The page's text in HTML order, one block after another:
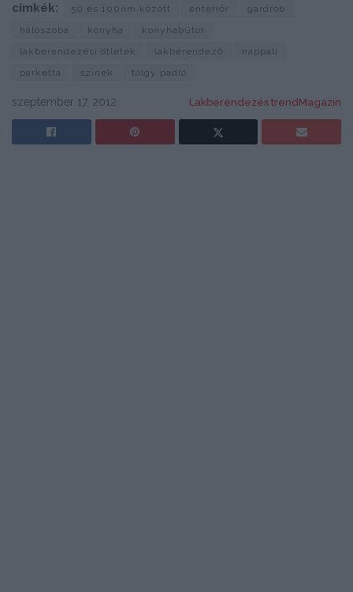
címkék: 50 és 100nm között enteriőr
gardrób
hálószoba
konyha
konyhabútor
lakberendezési ötletek
lakberendező
nappali
parketta
színek tölgy padló
szeptember 17, 2012 Lakberendezés trendMagazin